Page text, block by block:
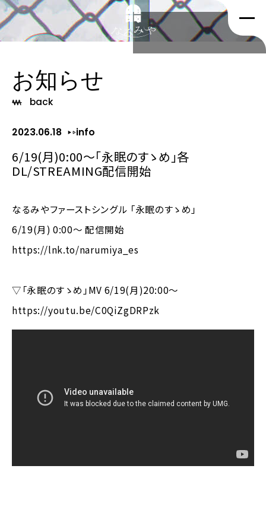
お知らせ
back
2023.06.18 info
6/19(月)0:00～「永眠のすゝめ」各
DL/STREAMING配信開始
なるみやファーストシングル 「永眠のすゝめ」
6/19(月) 0:00〜 配信開始
https://lnk.to/narumiya_es
▽「永眠のすゝめ」MV 6/19(月)20:00～
https://youtu.be/C0QiZgDRPzk